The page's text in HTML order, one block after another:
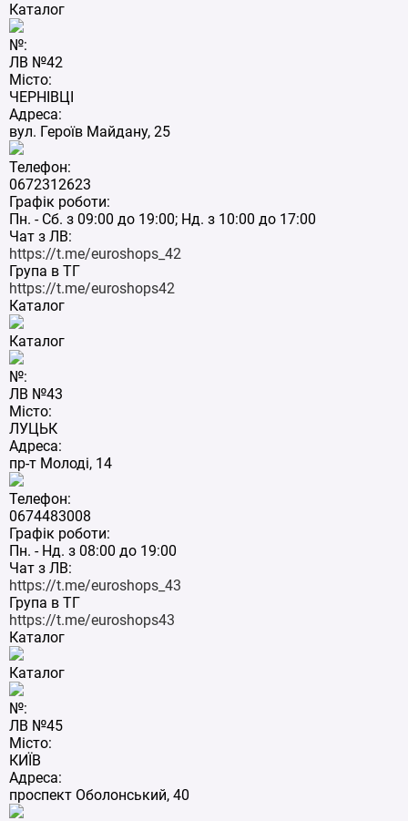
Каталог
№:
ЛВ №42
Місто:
ЧЕРНІВЦІ
Адреса:
вул. Героїв Майдану, 25
Телефон:
0672312623
Графік роботи:
Пн. - Сб. з 09:00 до 19:00; Нд. з 10:00 до 17:00
Чат з ЛВ:
https://t.me/euroshops_42
Група в ТГ
https://t.me/euroshops42
Каталог
Каталог
№:
ЛВ №43
Місто:
ЛУЦЬК
Адреса:
пр-т Молоді, 14
Телефон:
0674483008
Графік роботи:
Пн. - Нд. з 08:00 до 19:00
Чат з ЛВ:
https://t.me/euroshops_43
Група в ТГ
https://t.me/euroshops43
Каталог
Каталог
№:
ЛВ №45
Місто:
КИЇВ
Адреса:
проспект Оболонський, 40